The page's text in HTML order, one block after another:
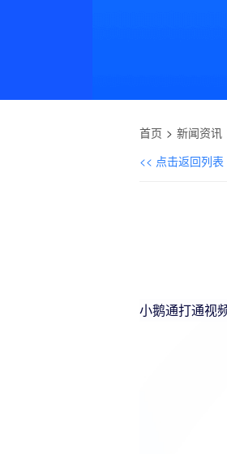
首页 新闻资讯
<< 点击返回列表
小鹅通打通视